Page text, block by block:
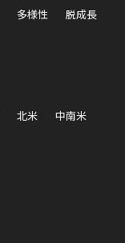
多様性 脱成長
北米
中南米